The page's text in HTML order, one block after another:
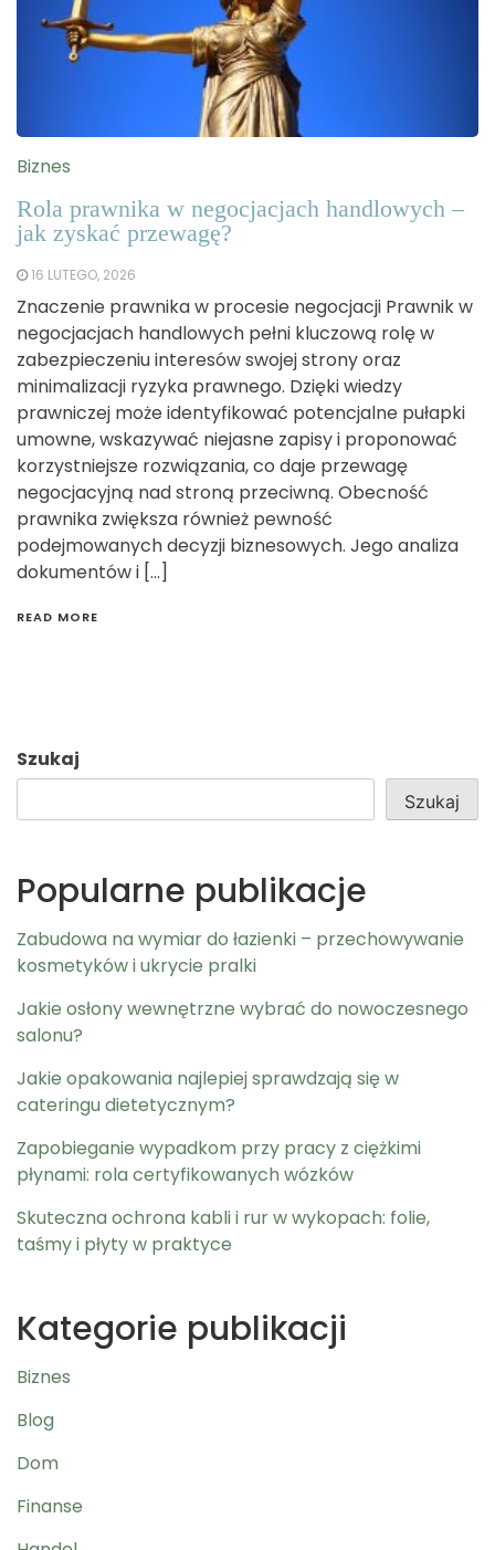
Biznes
Rola prawnika w negocjacjach handlowych –
jak zyskać przewagę?
16 LUTEGO, 2026
Znaczenie prawnika w procesie negocjacji Prawnik w
negocjacjach handlowych pełni kluczową rolę w
zabezpieczeniu interesów swojej strony oraz
minimalizacji ryzyka prawnego. Dzięki wiedzy
prawniczej może identyfikować potencjalne pułapki
umowne, wskazywać niejasne zapisy i proponować
korzystniejsze rozwiązania, co daje przewagę
negocjacyjną nad stroną przeciwną. Obecność
prawnika zwiększa również pewność
podejmowanych decyzji biznesowych. Jego analiza
dokumentów i […]
READ MORE
Szukaj
Szukaj
Popularne publikacje
Zabudowa na wymiar do łazienki – przechowywanie
kosmetyków i ukrycie pralki
Jakie osłony wewnętrzne wybrać do nowoczesnego
salonu?
Jakie opakowania najlepiej sprawdzają się w
cateringu dietetycznym?
Zapobieganie wypadkom przy pracy z ciężkimi
płynami: rola certyfikowanych wózków
Skuteczna ochrona kabli i rur w wykopach: folie,
taśmy i płyty w praktyce
Kategorie publikacji
Biznes
Blog
Dom
Finanse